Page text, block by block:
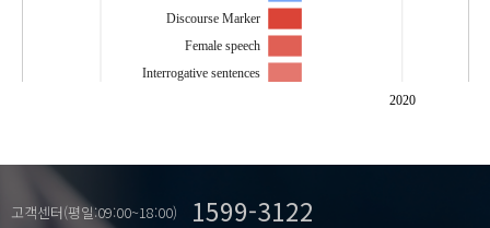
2020
Discourse Marker
Female speech
Interrogative sentences
Run Meros
고객센터(평일:09:00~18:00) 1599-3122